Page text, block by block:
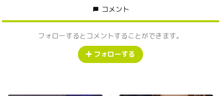
コメント
フォローするとコメントすることができます。
フォローする